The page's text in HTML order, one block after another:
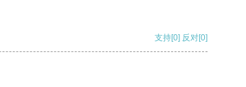
支持[0] 反对[0]